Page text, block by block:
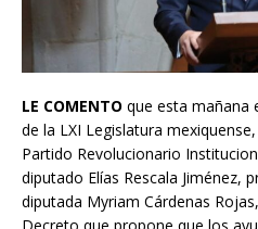
LE COMENTO que esta mañana
de la LXI Legislatura
Partido Revolucionario
diputado Elías Rescala Jiménez,
diputada Myriam Cárdenas